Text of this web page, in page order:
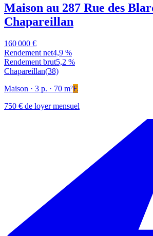
Maison au 287 Rue des
Chapareillan
160 000 €
Rendement net4,9 %
Rendement brut5,2 %
Chapareillan(38)
Maison · 3 p. · 70 m²E
750 € de loyer mensuel